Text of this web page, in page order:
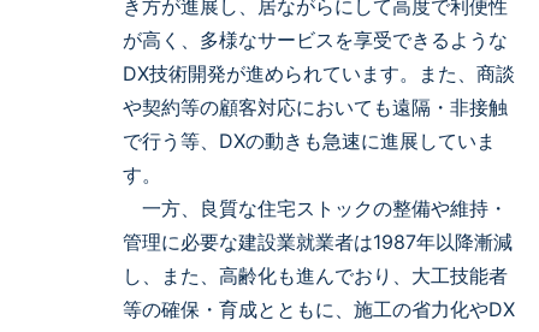
き方が進展し、居ながらにして高度で利便性
が高く、多様なサービスを享受できるような
DX技術開発が進められています。また、商談
や契約等の顧客対応においても遠隔・非接触
で行う等、DXの動きも急速に進展していま
す。
一方、良質な住宅ストックの整備や維持・
管理に必要な建設業就業者は1987年以降漸減
し、また、高齢化も進んでおり、大工技能者
等の確保・育成とともに、施工の省力化やDX